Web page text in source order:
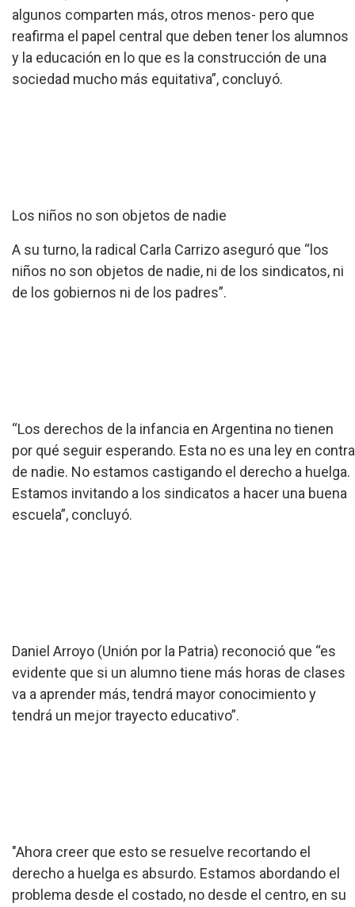
algunos comparten más, otros menos- pero que
reafirma el papel central que deben tener los alumnos
y la educación en lo que es la construcción de una
sociedad mucho más equitativa”, concluyó.
Los niños no son objetos de nadie
A su turno, la radical Carla Carrizo aseguró que “los
niños no son objetos de nadie, ni de los sindicatos, ni
de los gobiernos ni de los padres”.
“Los derechos de la infancia en Argentina no tienen
por qué seguir esperando. Esta no es una ley en contra
de nadie. No estamos castigando el derecho a huelga.
Estamos invitando a los sindicatos a hacer una buena
escuela”, concluyó.
Daniel Arroyo (Unión por la Patria) reconoció que “es
evidente que si un alumno tiene más horas de clases
va a aprender más, tendrá mayor conocimiento y
tendrá un mejor trayecto educativo”.
"Ahora creer que esto se resuelve recortando el
derecho a huelga es absurdo. Estamos abordando el
problema desde el costado, no desde el centro, en su